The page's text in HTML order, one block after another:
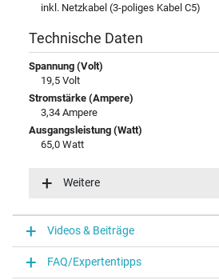
inkl. Netzkabel (3-poliges Kabel C5)
Technische Daten
Spannung (Volt)
19,5 Volt
Stromstärke (Ampere)
3,34 Ampere
Ausgangsleistung (Watt)
65,0 Watt
100-240V / 50-60Hz
Funktions-LED
Funktions-LED im Stecker
Notebook Stecker
Weitere
Videos & Beiträge
FAQ/Expertentipps